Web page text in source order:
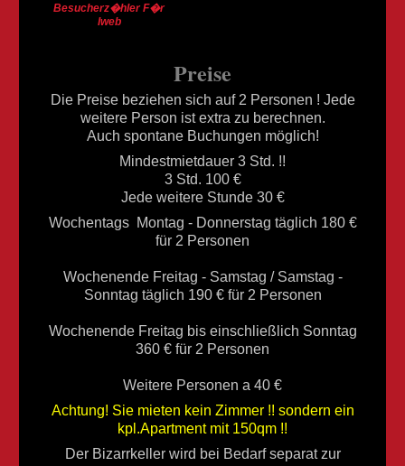
Besucherz�hler F�r
Iweb
Preise
Die Preise beziehen sich auf 2 Personen ! Jede
weitere Person ist extra zu berechnen.
Auch spontane Buchungen möglich!
Mindestmietdauer 3 Std. !!
3 Std. 100 €
Jede weitere Stunde 30 €
Wochentags Montag - Donnerstag täglich 180 €
für 2 Personen
Wochenende Freitag - Samstag / Samstag -
Sonntag täglich 190 € für 2 Personen
Wochenende Freitag bis einschließlich Sonntag
360 € für 2 Personen
Weitere Personen a 40 €
Achtung! Sie mieten kein Zimmer !! sondern ein
kpl.Apartment mit 150qm !!
Der Bizarrkeller wird bei Bedarf separat zur